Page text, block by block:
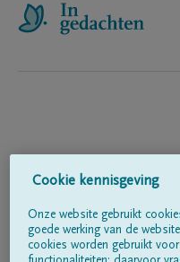
Volg ons op
Cookie kennisgeving
Onze website gebruikt
goede werking van de
cookies worden gebruikt